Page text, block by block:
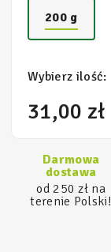
200 g
Wybierz ilość:
31,00 zł
Darmowa
dostawa
od 250 zł na
terenie Polski!